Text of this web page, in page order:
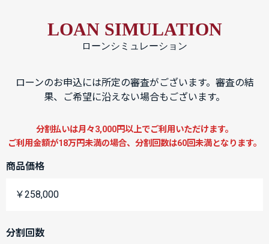
LOAN SIMULATION
ローンシミュレーション
ローンのお申込には所定の審査がございます。審査の結
果、ご希望に沿えない場合もございます。
分割払いは月々3,000円以上でご利用いただけます。
ご利用金額が18万円未満の場合、分割回数は60回未満となります。
商品価格
￥258,000
分割回数